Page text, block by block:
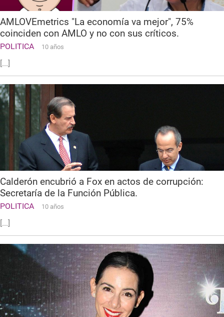
AMLOVEmetrics "La economía va mejor", 75%
coinciden con AMLO y no con sus críticos.
POLITICA 10 años
[...]
Calderón encubrió a Fox en actos de corrupción:
Secretaría de la Función Pública.
POLITICA 10 años
[...]